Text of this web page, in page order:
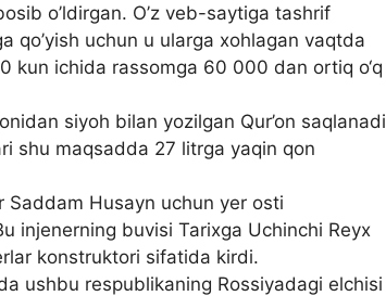
o’ldirgan. O’z veb-saytiga tashrif
qo’yish uchun u ularga xohlagan vaqtda
kun ichida rassomga 60 000 dan ortiq o‘q
siyoh bilan yozilgan Qur’on saqlanadi
shu maqsadda 27 litrga yaqin qon
Saddam Husayn uchun yer osti
injenerning buvisi Tarixga Uchinchi Reyx
konstruktori sifatida kirdi.
ushbu respublikaning Rossiyadagi elchisi